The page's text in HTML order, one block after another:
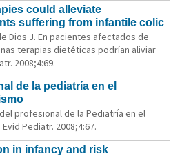
could alleviate
suffering from infantile colic
Dios J. En pacientes afectados de
terapias dietéticas podrían aliviar
2008;4:69.
de la pediatría en el
profesional de la Pediatría en el
Pediatr. 2008;4:67.
in infancy and risk